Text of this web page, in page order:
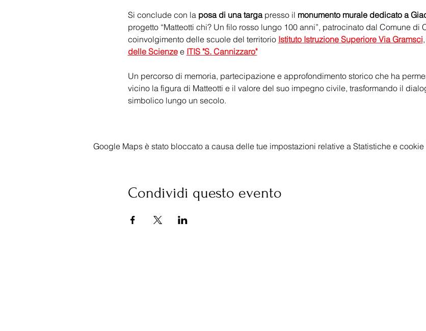
Si conclude con la posa di una targa presso il monumento murale dedicato a
progetto “Matteotti chi? Un filo rosso lungo 100 anni”, patrocinato dal Comune di
coinvolgimento delle scuole del territorio Istituto Istruzione Superiore Via Gramsci,
delle Scienze e ITIS "S. Cannizzaro"
Un percorso di memoria, partecipazione e approfondimento storico che ha
vicino la figura di Matteotti e il valore del suo impegno civile, trasformando il
simbolico lungo un secolo.
Google Maps è stato bloccato a causa delle tue impostazioni relative a Statistiche e cookie
Condividi questo evento